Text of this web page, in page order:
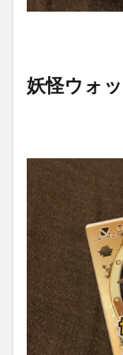
妖怪ウォ